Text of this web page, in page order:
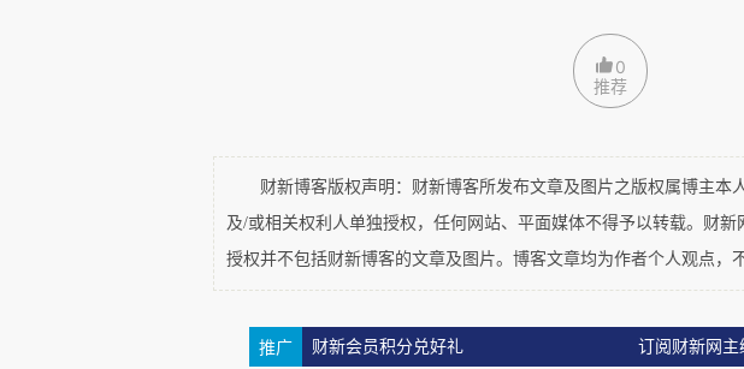
中国台湾集体旅行。到台湾以后就开始发烧了，
没当回事，觉得就是感冒了。第二天又开始烧，
从非洲回来，生怕我感染的是埃博拉，赶紧让台
虽然当时我也不知道自己是啥病，但我能确定
前就查过了，喀麦隆不是埃博拉疫区，喀麦隆肯
么说，别人都不信。后来直到台湾导游跟疾控人
0
推荐
财新博客版权声明：财新博客所发布文章及图片之版权属博主本
及/或相关权利人单独授权，任何网站、平面媒体不得予以转载。财
授权并不包括财新博客的文章及图片。博客文章均为作者个人观点，
推广 财新会员积分兑好礼 订阅财新网主